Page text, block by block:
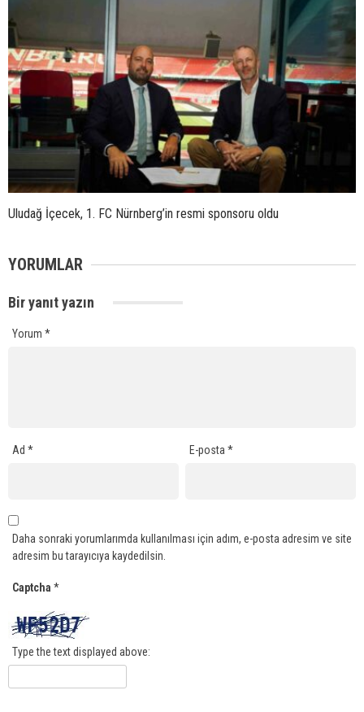
Uludağ İçecek, 1. FC Nürnberg’in resmi sponsoru oldu
YORUMLAR
Bir yanıt yazın
Yorum *
Ad * E-posta*
Daha sonraki yorumlarımda kullanılması için adım, e-posta adresim ve site
adresim bu tarayıcıya kaydedilsin.
Captcha *
Type the text displayed above: